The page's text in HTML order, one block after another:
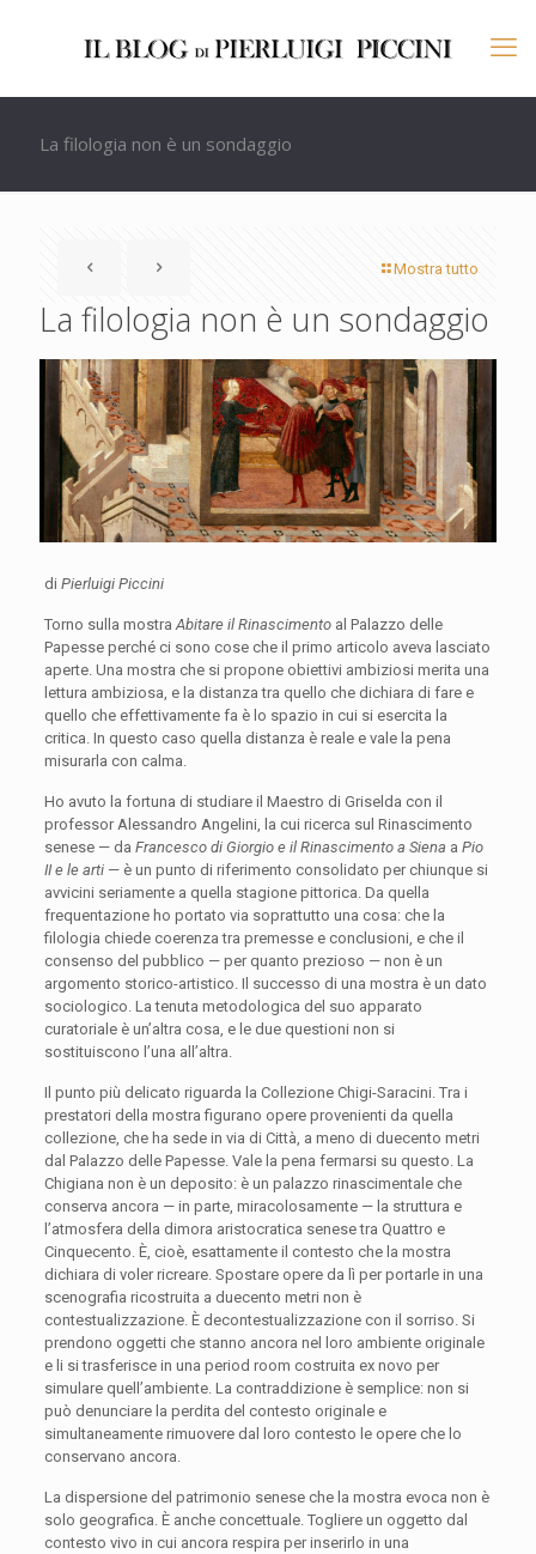
La filologia non è un sondaggio
Mostra tutto
La filologia non è un sondaggio
di Pierluigi Piccini
Torno sulla mostra Abitare il Rinascimentoal Palazzo delle
Papesse perché ci sono cose che il primo articolo aveva lasciato
aperte. Una mostra che si propone obiettivi ambiziosi merita una
lettura ambiziosa, e la distanza tra quello che dichiara di fare e
quello che effettivamente fa è lo spazio in cui si esercita la
critica. In questo caso quella distanza è reale e vale la pena
misurarla con calma.
Ho avuto la fortuna di studiare il Maestro di Griselda con il
professor Alessandro Angelini, la cui ricerca sul Rinascimento
senese — da Francesco di Giorgio e il Rinascimento a Siena a Pio
II e le arti— è un punto di riferimento consolidato per chiunque si
avvicini seriamente a quella stagione pittorica. Da quella
frequentazione ho portato via soprattutto una cosa: che la
filologia chiede coerenza tra premesse e conclusioni, e che il
consenso del pubblico — per quanto prezioso — non è un
argomento storico-artistico. Il successo di una mostra è un dato
sociologico. La tenuta metodologica del suo apparato
curatoriale è un’altra cosa, e le due questioni non si
sostituiscono l’una all’altra.
Il punto più delicato riguarda la Collezione Chigi-Saracini. Tra i
prestatori della mostra figurano opere provenienti da quella
collezione, che ha sede in via di Città, a meno di duecento metri
dal Palazzo delle Papesse. Vale la pena fermarsi su questo. La
Chigiana non è un deposito: è un palazzo rinascimentale che
conserva ancora — in parte, miracolosamente — la struttura e
l’atmosfera della dimora aristocratica senese tra Quattro e
Cinquecento. È, cioè, esattamente il contesto che la mostra
dichiara di voler ricreare. Spostare opere da lì per portarle in una
scenografia ricostruita a duecento metri non è
contestualizzazione. È decontestualizzazione con il sorriso. Si
prendono oggetti che stanno ancora nel loro ambiente originale
e li si trasferisce in una period room costruita ex novo per
simulare quell’ambiente. La contraddizione è semplice: non si
può denunciare la perdita del contesto originale e
simultaneamente rimuovere dal loro contesto le opere che lo
conservano ancora.
La dispersione del patrimonio senese che la mostra evoca non è
solo geografica. È anche concettuale. Togliere un oggetto dal
contesto vivo in cui ancora respira per inserirlo in una